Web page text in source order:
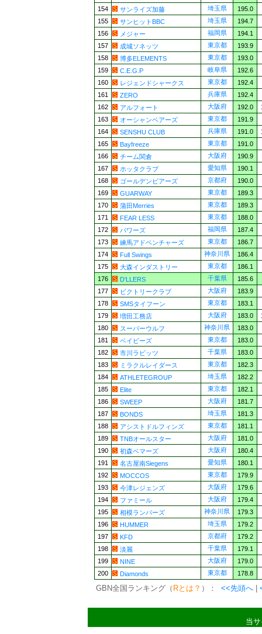
154
サンライズ加藤 埼玉県
195.0
155
サンヒットBBC 埼玉県
194.7
156
メジャー 福岡県
194.1
157
成城ソネッツ 東京都
193.9
158
博多ELEMENTS 東京都
193.0
159
C.E.G.P 岐阜県
192.6
160
レジェンドシャークス 東京都
192.4
161
ZERO 兵庫県
192.4
162
アルフォート 大阪府 192.0
163
オーシャンベアーズ 東京都
191.9
164
SENSHU CLUB 兵庫県 191.0
165
Bayfreeze 東京都
191.0
166
チーム関倉 大阪府
190.9
167
ホッタクラブ 愛知県
190.1
168
ゴールデンビアーズ 京都府
190.0
169
GUARWAY 東京都
189.3
170
蒲田Merries 東京都
189.3
171
FEAR LESS 東京都
188.0
172
パワーズ 福岡県
187.4
173
練馬アドベンチャーズ 東京都
186.7
174
Full Swings 神奈川県
186.4
175
大森インダストリー 東京都
186.1
176
D'LLERS 千葉県
185.6
177
ビクトリークラブ 大阪府
183.9
178
SMSタイフーン 東京都
183.1
179
増田工務店 大阪府 183.0
180
スーパーウルフ 神奈川県
183.0
181
ベイビーズ 東京都
183.0
182
市川ラビッツ 千葉県
183.0
183
ミラクルレイダース 東京都
182.3
184
ATHLETEGROUP 埼玉県
182.2
185
Elite 東京都
182.1
186
SWEEP 大阪府
181.7
187
BONDS 埼玉県
181.3
188
アシストドルフィンズ 東京都
181.1
189
TNBオールスター 大阪府
181.0
190
初森ベマーズ 大阪府
180.4
191
名古屋南Siegens 愛知県
180.1
192
MOCCOS 東京都
179.9
193
今津レジェンズ 大阪府
179.6
194
ファミール 大阪府
179.4
195
相模ランバーズ 神奈川県
179.3
196
HUMMER 埼玉県
179.2
197
KFD 京都府
179.2
198
淡麗 千葉県
179.1
199
NINE 大阪府
179.0
200
Diamonds 東京都 178.8
GBN全国ランキング（ Rとは？ ）： <<先頭へ
当